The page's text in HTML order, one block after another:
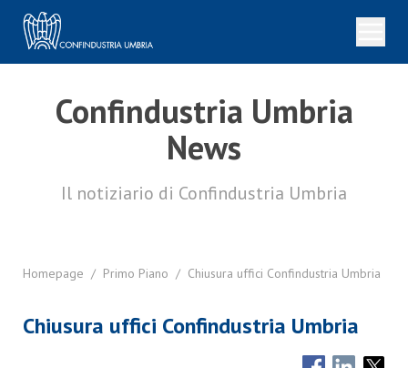
Confindustria Umbria
News
Il notiziario di Confindustria Umbria
Homepage / Primo Piano / Chiusura uffici Confindustria Umbria
Chiusura uffici Confindustria Umbria